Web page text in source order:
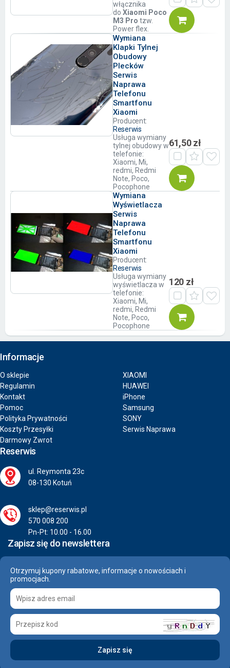
włącznika
do Xiaomi Poco
M3 Pro tzw.
Power flex.
Wymiana
Klapki Tylnej
Obudowy
Plecków
Serwis
Naprawa
Telefonu
Smartfonu
Xiaomi
Producent:
Reserwis
Usługa wymiany
tylnej obudowy w
telefonie:
Xiaomi, Mi,
redmi, Redmi
Note, Poco,
Pocophone
61,50 zł
Wymiana
Wyświetlacza
Serwis
Naprawa
Telefonu
Smartfonu
Xiaomi
Producent:
Reserwis
Usługa wymiany
wyświetlacza w
telefonie:
Xiaomi, Mi,
redmi, Redmi
Note, Poco,
Pocophone
120 zł
Informacje
O sklepie
Regulamin
Kontakt
Pomoc
Polityka Prywatności
Koszty Przesyłki
Darmowy Zwrot
XIAOMI
HUAWEI
iPhone
Samsung
SONY
Serwis Naprawa
Reserwis
ul. Reymonta 23c
08-130 Kotuń
sklep@reserwis.pl
570 008 200
Pn-Pt: 10.00 - 16.00
Zapisz się do newslettera
Otrzymuj kupony rabatowe, informacje o nowościach i
promocjach.